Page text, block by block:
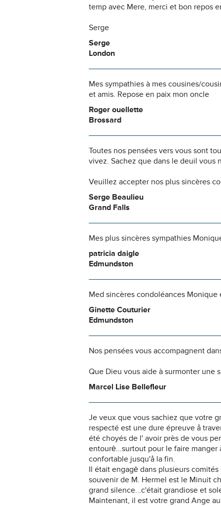
temp avec Mere, merci et bon repos
Serge
Serge
London
Mes sympathies à mes cousines/
et amis. Repose en paix mon oncle
Roger ouellette
Brossard
Toutes nos pensées vers vous sont
vivez. Sachez que dans le deuil vous
Veuillez accepter nos plus sincères
Serge Beaulieu
Grand Falls
Mes plus sincères sympathies
patricia daigle
Edmundston
Med sincères condoléances Monique
Ginette Couturier
Edmundston
Nos pensées vous accompagnent
Que Dieu vous aide à surmonter une
Marcel Lise Bellefleur
Je veux que vous sachiez que votre
respecté est une dure épreuve å
été choyés de l' avoir près de vous
entourė...surtout pour le faire
confortable jusqu'å la fin.
Il était engagė dans plusieurs
souvenir de M. Hermel est le Minuit
grand silence...c'était grandiose et
Maintenant, il est votre grand Ange